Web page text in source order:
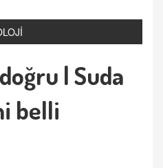
| Suda
belli